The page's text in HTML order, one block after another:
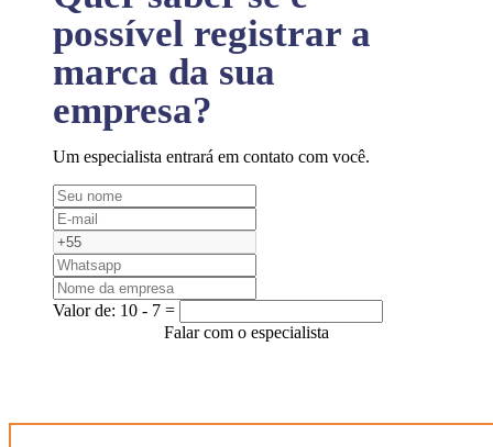
possível registrar a
marca da sua
empresa?
Um especialista entrará em contato com você.
Valor de: 10 - 7 =
Falar com o especialista